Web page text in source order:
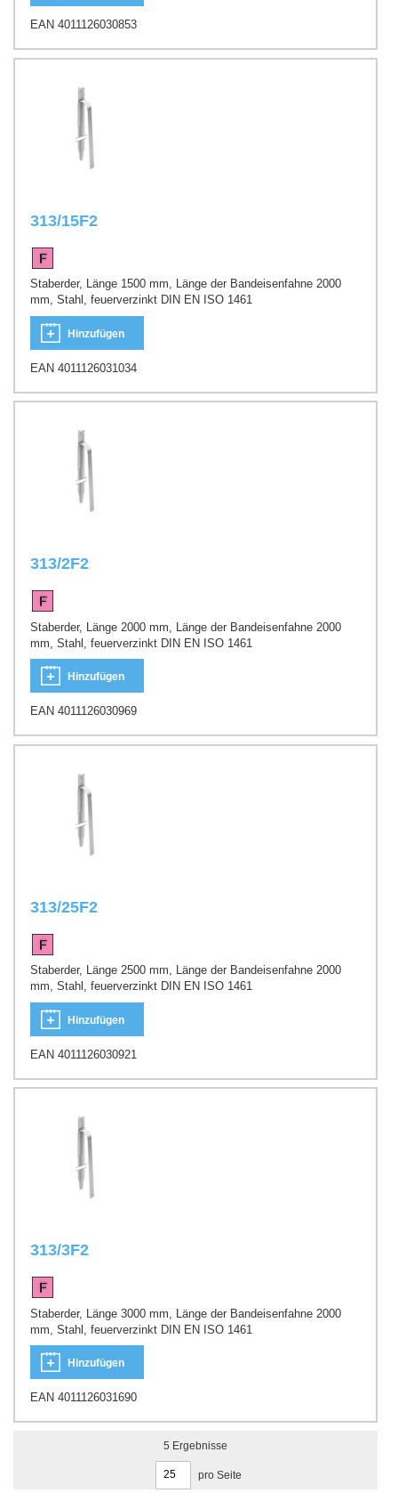
EAN 4011126030853
313/15F2
Staberder, Länge 1500 mm, Länge der Bandeisenfahne 2000
mm, Stahl, feuerverzinkt DIN EN ISO 1461
Hinzufügen
EAN 4011126031034
313/2F2
Staberder, Länge 2000 mm, Länge der Bandeisenfahne 2000
mm, Stahl, feuerverzinkt DIN EN ISO 1461
Hinzufügen
EAN 4011126030969
313/25F2
Staberder, Länge 2500 mm, Länge der Bandeisenfahne 2000
mm, Stahl, feuerverzinkt DIN EN ISO 1461
Hinzufügen
EAN 4011126030921
313/3F2
Staberder, Länge 3000 mm, Länge der Bandeisenfahne 2000
mm, Stahl, feuerverzinkt DIN EN ISO 1461
Hinzufügen
EAN 4011126031690
5 Ergebnisse
pro Seite